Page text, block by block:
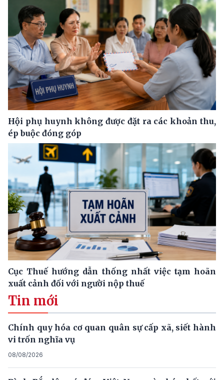
Hội phụ huynh không được đặt ra các khoản thu,
ép buộc đóng góp
Cục Thuế hướng dẫn thống nhất việc tạm hoãn
xuất cảnh đối với người nộp thuế
Tin mới
Chính quy hóa cơ quan quân sự cấp xã, siết hành
vi trốn nghĩa vụ
08/08/2026